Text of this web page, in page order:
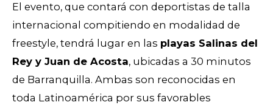
El evento, que contará con deportistas de talla
internacional compitiendo en modalidad de
freestyle, tendrá lugar en las playas Salinas del
Rey y Juan de Acosta, ubicadas a 30 minutos
de Barranquilla. Ambas son reconocidas en
toda Latinoamérica por sus favorables